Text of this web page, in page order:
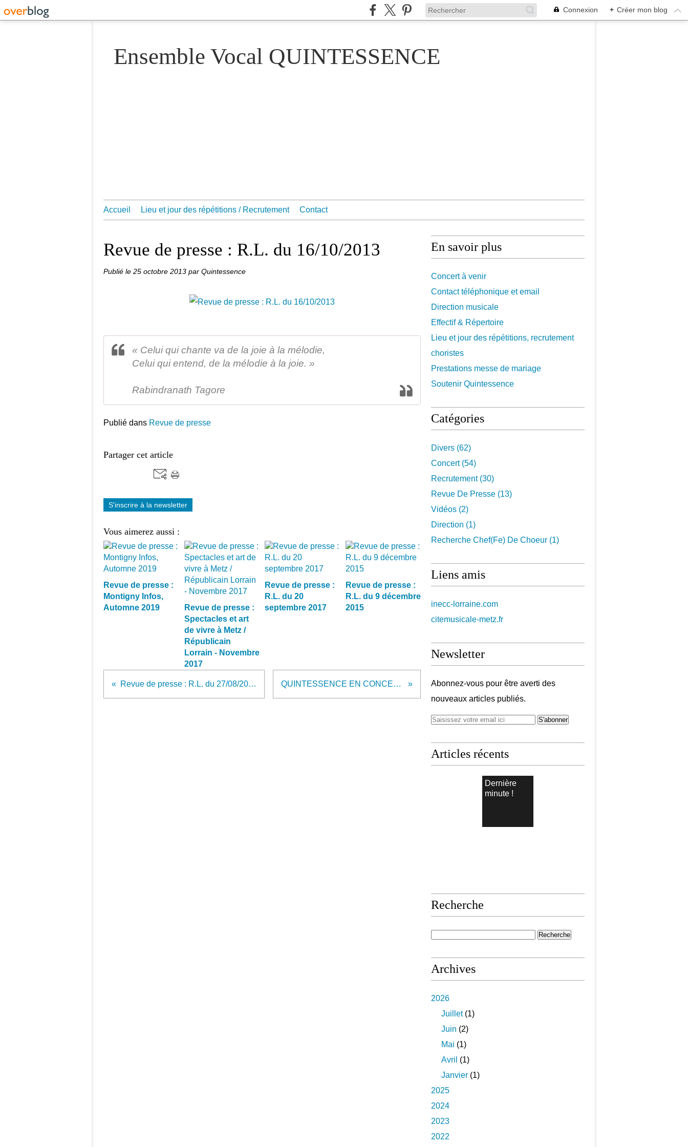
Connexion + Créer mon blog
Ensemble Vocal QUINTESSENCE
Accueil Lieu et jour des répétitions / Recrutement Contact
Revue de presse : R.L. du 16/10/2013
Publié le 25 octobre 2013 par Quintessence
« Celui qui chante va de la joie à la mélodie,
Celui qui entend, de la mélodie à la joie. »
Rabindranath Tagore
Publié dans Revue de presse
Partager cet article
S'inscrire à la newsletter
Vous aimerez aussi :
Revue de presse :
Montigny Infos,
Automne 2019
Revue de presse :
Spectacles et art
de vivre à Metz /
Républicain
Lorrain - Novembre
2017
Revue de presse :
R.L. du 20
septembre 2017
Revue de presse :
R.L. du 9 décembre
2015
Revue de presse : R.L. du 27/08/2013 QUINTESSENCE EN CONCERT
En savoir plus
Concert à venir
Contact téléphonique et email
Direction musicale
Effectif & Répertoire
Lieu et jour des répétitions, recrutement
choristes
Prestations messe de mariage
Soutenir Quintessence
Catégories
Divers (62)
Concert(54)
Recrutement(30)
Revue De Presse (13)
Vidéos (2)
Direction (1)
Recherche Chef(fe) De Choeur (1)
Liens amis
inecc-lorraine.com
citemusicale-metz.fr
Newsletter
Abonnez-vous pour être averti des
nouveaux articles publiés.
Articles récents
Dernière
minute !
Recherche
Archives
2026
Juillet(1)
Juin (2)
Mai (1)
Avril (1)
Janvier (1)
2025
2024
2023
2022